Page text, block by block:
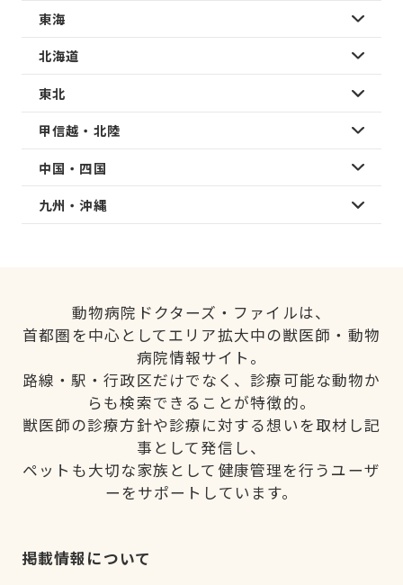
東海
北海道
東北
甲信越・北陸
中国・四国
九州・沖縄
動物病院ドクターズ・ファイルは、
首都圏を中心としてエリア拡大中の獣医師・動物
病院情報サイト。
路線・駅・行政区だけでなく、診療可能な動物か
らも検索できることが特徴的。
獣医師の診療方針や診療に対する想いを取材し記
事として発信し、
ペットも大切な家族として健康管理を行うユーザ
ーをサポートしています。
掲載情報について